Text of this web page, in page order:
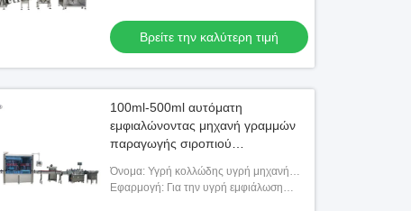
Βρείτε την καλύτερη τιμή
100ml-500ml αυτόματη
εμφιαλώνοντας μηχανή γραμμών
παραγωγής σιροπιού
Όνομα: Υγρή κολλώδης υγρή μηχανή
πλήρωσης
Εφαρμογή: Για την υγρή εμφιάλωση